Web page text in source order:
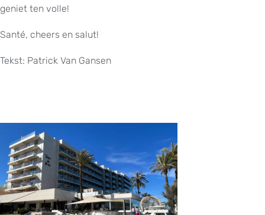
geniet ten volle!
Santé, cheers en salut!
Tekst: Patrick Van Gansen